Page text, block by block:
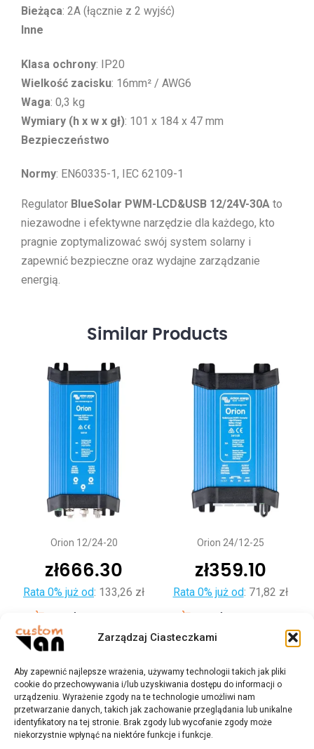
Zarządzaj Ciasteczkami
Aby zapewnić najlepsze wrażenia, używamy technologii takich jak pliki
cookie do przechowywania i/lub uzyskiwania dostępu do informacji o
urządzeniu. Wyrażenie zgody na te technologie umożliwi nam
przetwarzanie danych, takich jak zachowanie przeglądania lub unikalne
identyfikatory na tej stronie. Brak zgody lub wycofanie zgody może
niekorzystnie wpłynąć na niektóre funkcje i funkcje.
Bieżąca: 2A (łącznie z 2 wyjść)
Inne
Klasa ochrony: IP20
Wielkość zacisku: 16mm² / AWG6
Waga: 0,3 kg
Wymiary (h x w x gł): 101 x 184 x 47 mm
Bezpieczeństwo
Normy: EN60335-1, IEC 62109-1
Regulator BlueSolar PWM-LCD&USB 12/24V-30A to
niezawodne i efektywne narzędzie dla każdego, kto
pragnie zoptymalizować swój system solarny i
zapewnić bezpieczne oraz wydajne zarządzanie
energią.
Similar Products
Orion 12/24-20
zł666.30
Rata 0% już od: 133,26 zł
Orion 24/12-25
zł359.10
Rata 0% już od: 71,82 zł